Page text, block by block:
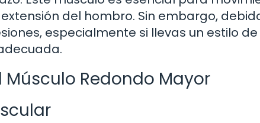
del hombro. Sin embargo,
especialmente si llevas un estilo
Redondo Mayor